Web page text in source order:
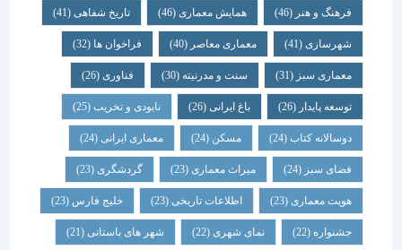
فرهنگ و هنر(46) همایش معماری (46) تاریخ شفاهی (41)
شهرسازی(41) معماری معاصر(40) فراخوان ها(32)
معماری سبز(31) سنت و مدرنیته(30) فناوری (26)
توسعه پایدار(26) باغ ایرانی(26) نابودی و تخریب(25)
دوسالانه کتاب(24) مسکن (24) معماری ایرانی(24)
فضای سبز(24) میراث معماری (23) گردشگری (23)
هویت معماری (23) اطلاعات تاریخی(23) خلیج فارس(23)
جشنواره(22) نمای شهری(22) شهر های باستانی (21)